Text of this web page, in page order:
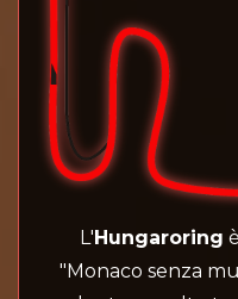
L' Hungaroring
"Monaco senza